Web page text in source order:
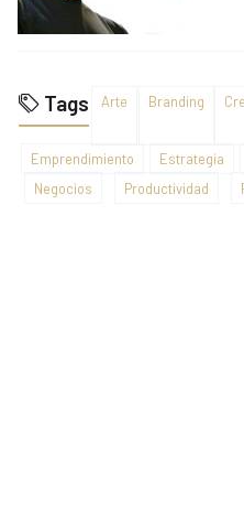
Tags Arte Branding
Emprendimiento Estrategia
Negocios
Productividad